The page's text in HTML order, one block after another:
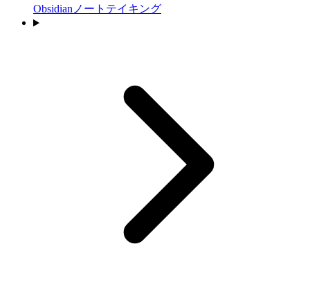
Obsidianノートテイキング